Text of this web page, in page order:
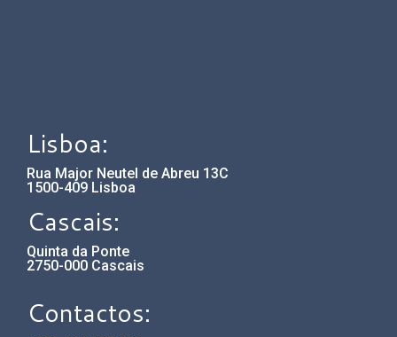
Lisboa:
Rua Major Neutel de Abreu 13C
1500-409 Lisboa
Cascais:
Quinta da Ponte
2750-000 Cascais
Contactos: